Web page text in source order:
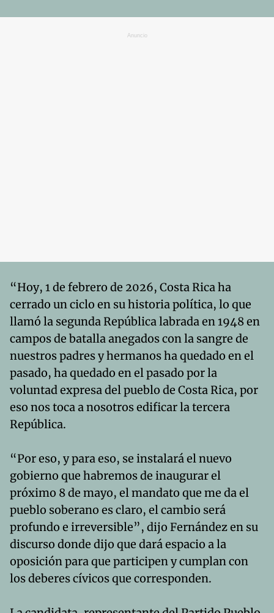
Anuncio
“Hoy, 1 de febrero de 2026, Costa Rica ha
cerrado un ciclo en su historia política, lo que
llamó la segunda República labrada en 1948 en
campos de batalla anegados con la sangre de
nuestros padres y hermanos ha quedado en el
pasado, ha quedado en el pasado por la
voluntad expresa del pueblo de Costa Rica, por
eso nos toca a nosotros edificar la tercera
República.
“Por eso, y para eso, se instalará el nuevo
gobierno que habremos de inaugurar el
próximo 8 de mayo, el mandato que me da el
pueblo soberano es claro, el cambio será
profundo e irreversible”, dijo Fernández en su
discurso donde dijo que dará espacio a la
oposición para que participen y cumplan con
los deberes cívicos que corresponden.